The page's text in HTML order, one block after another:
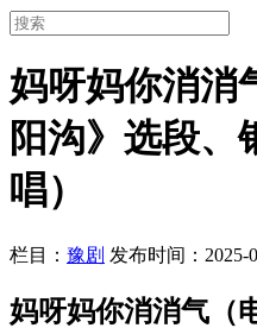
妈呀妈你消消
阳沟》选段、
唱）
栏目： 豫剧 发布时间：2025-
妈呀妈你消消气（